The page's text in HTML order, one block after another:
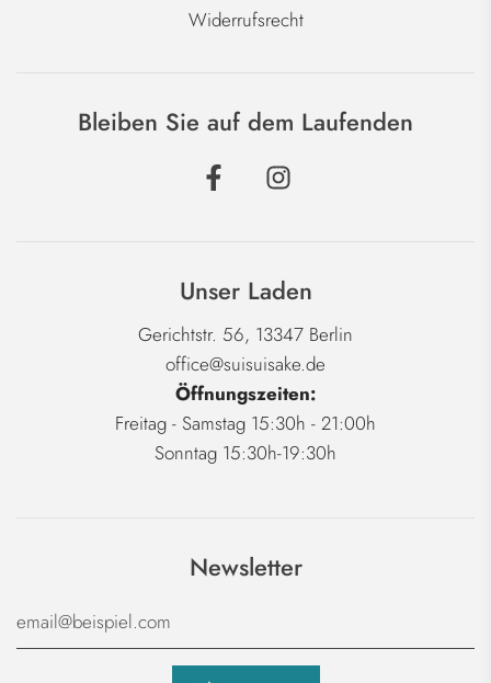
Widerrufsrecht
Bleiben Sie auf dem Laufenden
Unser Laden
Gerichtstr. 56, 13347 Berlin
office@suisuisake.de
Öffnungszeiten:
Freitag - Samstag 15:30h - 21:00h
Sonntag 15:30h-19:30h
Newsletter